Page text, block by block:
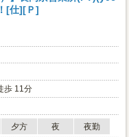
[仕][Ｐ]
歩 11分
夕方 夜
夜勤